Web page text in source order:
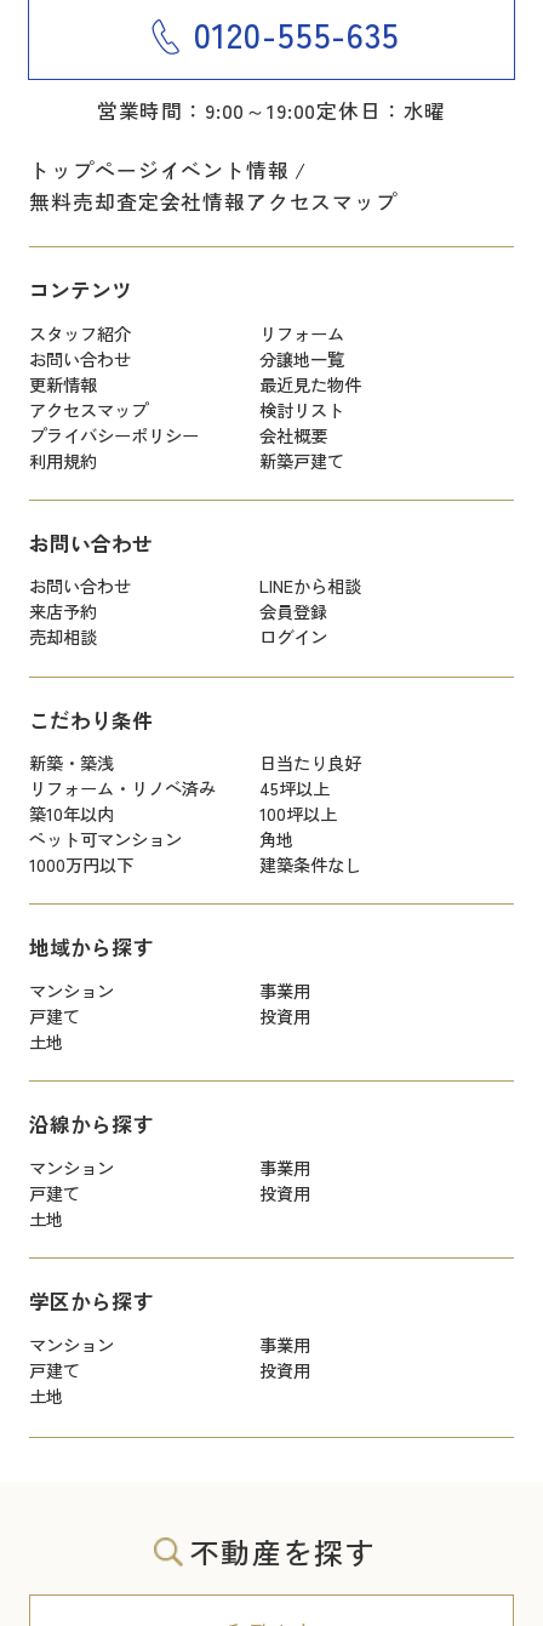
0120-555-635
営業時間：9:00～19:00定休日：水曜
トップページイベント情報
無料売却査定会社情報アクセスマップ
コンテンツ
スタッフ紹介
リフォーム
お問い合わせ
分譲地一覧
更新情報
最近見た物件
アクセスマップ
検討リスト
プライバシーポリシー
会社概要
利用規約
新築戸建て
お問い合わせ
お問い合わせ
LINEから相談
来店予約
会員登録
売却相談
ログイン
こだわり条件
新築・築浅
日当たり良好
リフォーム・リノベ済み
45坪以上
築10年以内
100坪以上
ペット可マンション
角地
1000万円以下
建築条件なし
地域から探す
マンション
事業用
戸建て
投資用
土地
沿線から探す
マンション
事業用
戸建て
投資用
土地
学区から探す
マンション
事業用
戸建て
投資用
土地
不動産を探す